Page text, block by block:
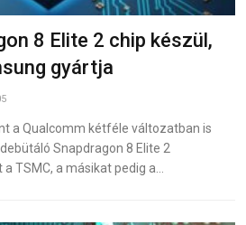
8 Elite 2 chip készül,
gyártja
a Qualcomm kétféle változatban is
Snapdragon 8 Elite 2
TSMC, a másikat pedig a…